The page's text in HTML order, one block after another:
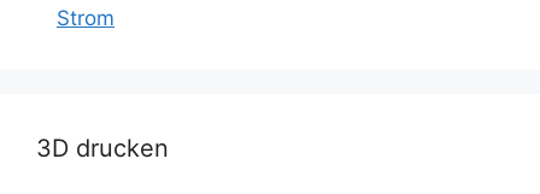
Strom
3D drucken